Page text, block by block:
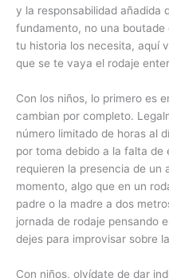
y la responsabilidad añadida
fundamento, no una
tu historia los necesita, aquí
que se te vaya el rodaje
Con los niños, lo primero es
cambian por completo.
número limitado de horas al
por toma debido a la falta de
requieren la presencia de un
momento, algo que en un
padre o la madre a dos
jornada de rodaje pensando
dejes para improvisar sobre
Con niños, olvídate de dar